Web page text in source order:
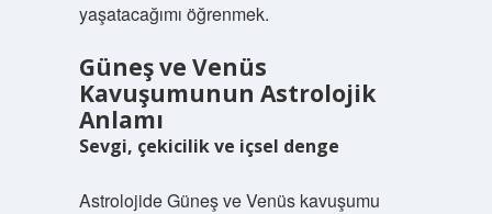
yaşatacağımı öğrenmek.
Güneş ve Venüs
Kavuşumunun Astrolojik
Anlamı
Sevgi, çekicilik ve içsel denge
Astrolojide Güneş ve Venüs kavuşumu